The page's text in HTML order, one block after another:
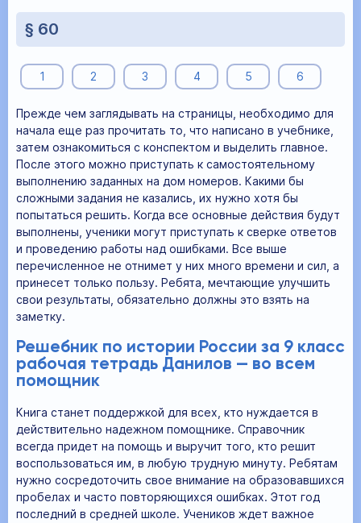
§ 60
1 2 3 4 5 6
Прежде чем заглядывать на страницы, необходимо для
начала еще раз прочитать то, что написано в учебнике,
затем ознакомиться с конспектом и выделить главное.
После этого можно приступать к самостоятельному
выполнению заданных на дом номеров. Какими бы
сложными задания не казались, их нужно хотя бы
попытаться решить. Когда все основные действия будут
выполнены, ученики могут приступать к сверке ответов
и проведению работы над ошибками. Все выше
перечисленное не отнимет у них много времени и сил, а
принесет только пользу. Ребята, мечтающие улучшить
свои результаты, обязательно должны это взять на
заметку.
Решебник по истории России за 9 класс
рабочая тетрадь Данилов — во всем
помощник
Книга станет поддержкой для всех, кто нуждается в
действительно надежном помощнике. Справочник
всегда придет на помощь и выручит того, кто решит
воспользоваться им, в любую трудную минуту. Ребятам
нужно сосредоточить свое внимание на образовавшихся
пробелах и часто повторяющихся ошибках. Этот год
последний в средней школе. Учеников ждет важное